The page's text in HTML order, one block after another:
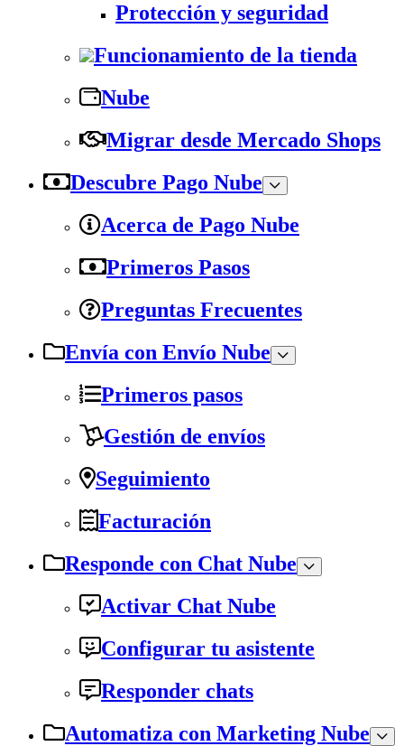
Protección y seguridad
Funcionamiento de la tienda
Nube
Migrar desde Mercado Shops
Descubre Pago Nube
Acerca de Pago Nube
Primeros Pasos
Preguntas Frecuentes
Envía con Envío Nube
Primeros pasos
Gestión de envíos
Seguimiento
Facturación
Responde con Chat Nube
Activar Chat Nube
Configurar tu asistente
Responder chats
Automatiza con Marketing Nube